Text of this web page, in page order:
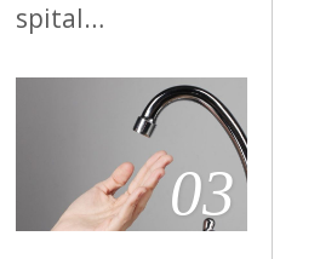
spital…
03